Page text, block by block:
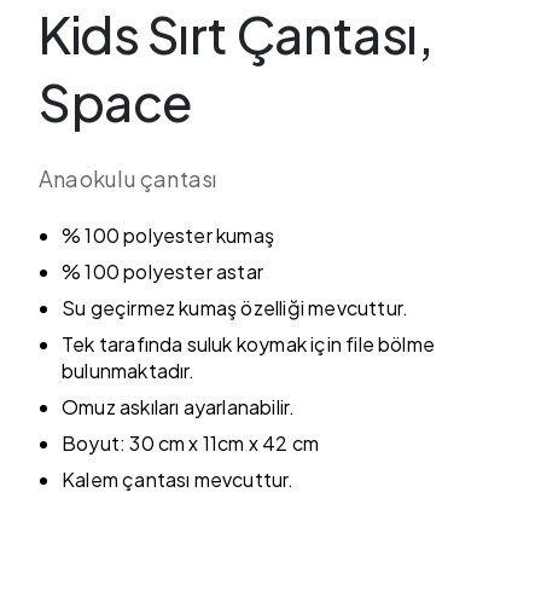
Kids Sırt Çantası,
Space
Anaokulu çantası
% 100 polyester kumaş
% 100 polyester astar
Su geçirmez kumaş özelliği mevcuttur.
Tek tarafında suluk koymak için file bölme
bulunmaktadır.
Omuz askıları ayarlanabilir.
Boyut: 30 cm x 11cm x 42 cm
Kalem çantası mevcuttur.